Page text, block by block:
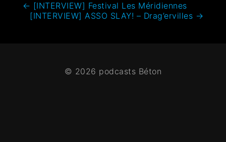
← [INTERVIEW] Festival Les Méridiennes
[INTERVIEW] ASSO SLAY! – Drag’ervilles →
© 2026 podcasts Béton